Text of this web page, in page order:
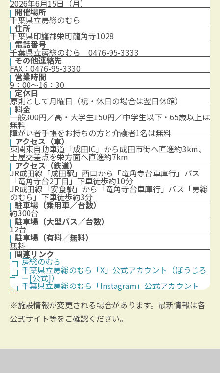
2026年6月15日（月）
開催場所
千葉県立房総のむら
住所
千葉県印旛郡栄町龍角寺1028
電話番号
千葉県立房総のむら 0476-95-3333
その他連絡先
FAX：0476-95-3330
営業時間
9：00～16：30
定休日
原則として月曜日（祝・休日の場合は翌日休館）
料金
一般300円／高・大学生150円／中学生以下・65歳以上は
無料
障がい者手帳をお持ちの方と介護者1名は無料
アクセス（車）
東関東自動車道「成田IC」から成田市街へ直進約3km、
土屋交差点を栄方面へ直進約7km
アクセス（鉄道）
JR成田線「成田駅」西口から「竜角寺台車庫行」バス
「竜角寺台2丁目」下車徒歩約10分
JR成田線「安食駅」から「竜角寺台車庫行」バス「房総
のむら」下車徒歩約3分
駐車場（乗用車／台数）
約300台
駐車場（大型バス／台数）
12台
駐車場（有料／無料）
無料
関連リンク
房総のむら
千葉県立房総のむら「X」公式アカウント（ぼうじろ
ー[公式]）
千葉県立房総のむら「Instagram」公式アカウント
※施設情報が変更される場合があります。最新情報は各
公式サイト等をご確認ください。